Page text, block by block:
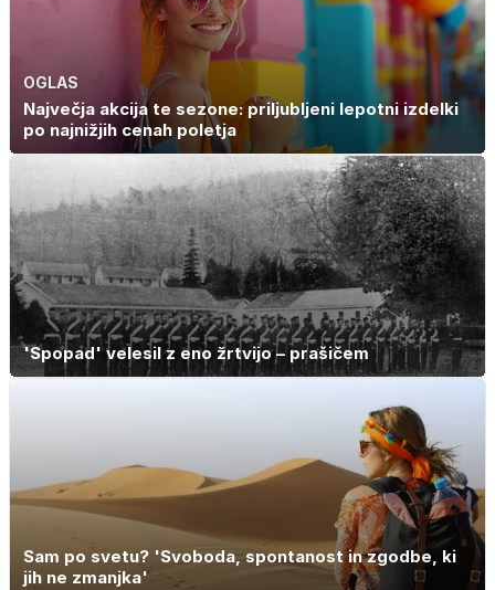
OGLAS
Največja akcija te sezone: priljubljeni lepotni izdelki
po najnižjih cenah poletja
'Spopad' velesil z eno žrtvijo – prašičem
Sam po svetu? 'Svoboda, spontanost in zgodbe, ki
jih ne zmanjka'